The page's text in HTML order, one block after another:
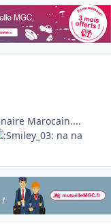
Marocain....
na na